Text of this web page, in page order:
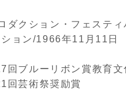
ダクション・フェステ
ョン/1966年11月11日
回ブルーリボン賞教育文
回芸術祭奨励賞